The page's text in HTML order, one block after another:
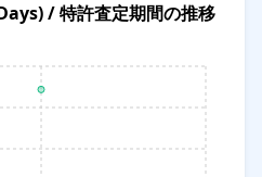
/ 特許査定期間の推移